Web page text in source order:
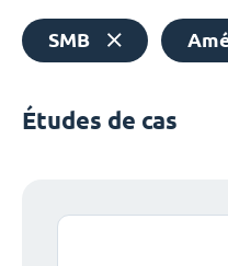
SMB
Études de cas